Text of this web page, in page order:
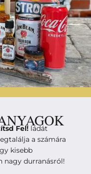
Fel! ládát
a számára
kisebb
nagy durranásról!